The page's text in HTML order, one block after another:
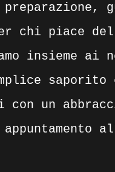
chi piace del
insieme
saporito
un